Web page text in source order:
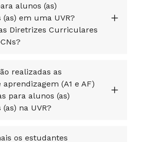
alunos (as)
em uma UVR?
Diretrizes Curriculares
realizadas as
aprendizagem (A1 e AF)
para alunos (as)
na UVR?
os estudantes